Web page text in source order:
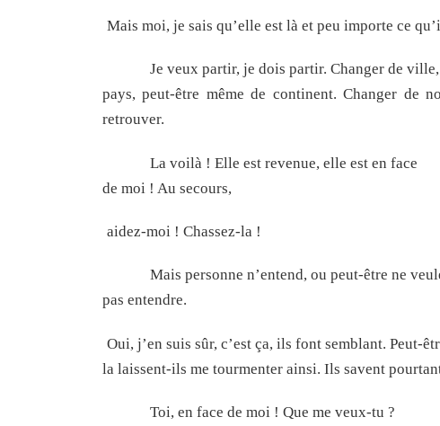
Mais moi, je sais qu’elle est là et peu importe ce
Je veux partir, je dois partir. Changer de ville,
pays, peut-être même de continent. Changer de
retrouver.
La voilà ! Elle est revenue, elle est en face
de moi ! Au secours,
aidez-moi ! Chassez-la !
Mais personne n’entend, ou peut-être ne
pas entendre.
Oui, j’en suis sûr, c’est ça, ils font semblant. Peut-
la laissent-ils me tourmenter ainsi. Ils savent
Toi, en face de moi ! Que me veux-tu ?